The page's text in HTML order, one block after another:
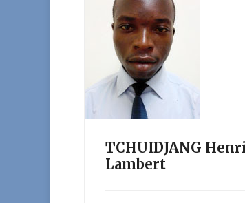
TCHUIDJANG
Lambert